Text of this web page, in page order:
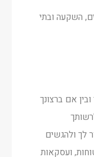
השקעה ובתי
אם ברצונך
לך ולהגשים
ועסקאות